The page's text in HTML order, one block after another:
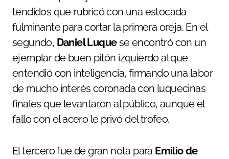
tendidos que rubricó con una estocada
fulminante para cortar la primera oreja. En el
segundo, Daniel Luquese encontró con un
ejemplar de buen pitón izquierdo al que
entendió con inteligencia, firmando una labor
de mucho interés coronada con luquecinas
finales que levantaron al público, aunque el
fallo con el acero le privó del trofeo.
El tercero fue de gran nota para Emilio de